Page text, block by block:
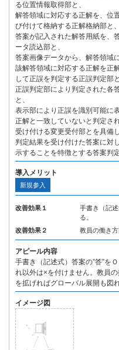
る位置情報取得部と、
解答領域に対応する正解を、位
び付けて格納する正解格納部と、
答案が記入された解答用紙を、
ータ読込部と、
答案画像データから、解答領域
該解答領域に対応する正解を正
して正誤を判定する正誤判定部と
正誤判定部により判定された各
と、
表示部により正誤を識別可能に
正解と一致していないと判定さ
受け付ける変更受付部とを具備
判定結果を受け付けた答案に対
示することを特徴とする答案判
導入メリット
新規参入
改善効果１
手書き（記
る。
改善効果２
教員の働き方
アピール内容
手書き（記述式）答案の”答”を
れ以外は×を付けません。教員
を拡げればグローバル展開も図れ
イメージ図